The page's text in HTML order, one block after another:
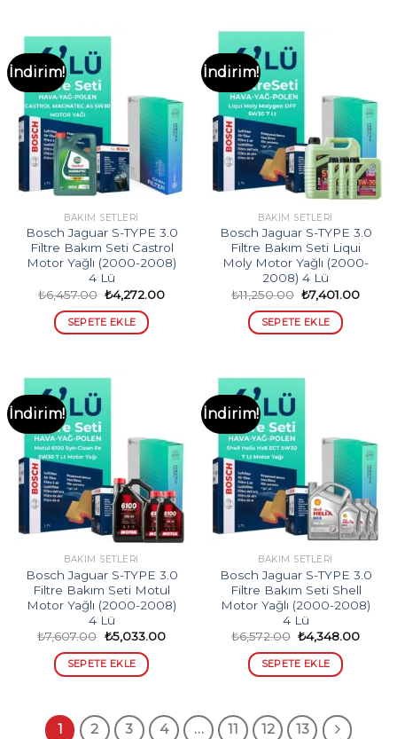
İndirim!
BAKIM SETLERI
Bosch Jaguar S-TYPE 3.0
Filtre Bakım Seti Castrol
Motor Yağlı (2000-2008)
4 Lü
₺6,457.00 Orijinal
fiyat:
₺6,457.00.
₺4,272.00Şu
SEPETE EKLE
İndirim!
BAKIM SETLERI
Bosch Jaguar S-TYPE 3.0
Filtre Bakım Seti Liqui
Moly Motor Yağlı (2000-
2008) 4 Lü
₺11,250.00 Orijinal
fiyat:
₺11,250.00.
₺7,401.00Şu
SEPETE EKLE
İndirim!
BAKIM SETLERI
Bosch Jaguar S-TYPE 3.0
Filtre Bakım Seti Motul
Motor Yağlı (2000-2008)
4 Lü
₺7,607.00 Orijinal
fiyat:
₺7,607.00.
₺5,033.00Şu
SEPETE EKLE
İndirim!
BAKIM SETLERI
Bosch Jaguar S-TYPE 3.0
Filtre Bakım Seti Shell
Motor Yağlı (2000-2008)
4 Lü
₺6,572.00 Orijinal
fiyat:
₺6,572.00.
₺4,348.00Şu
SEPETE EKLE
1 2 3 4 … 11 12 13